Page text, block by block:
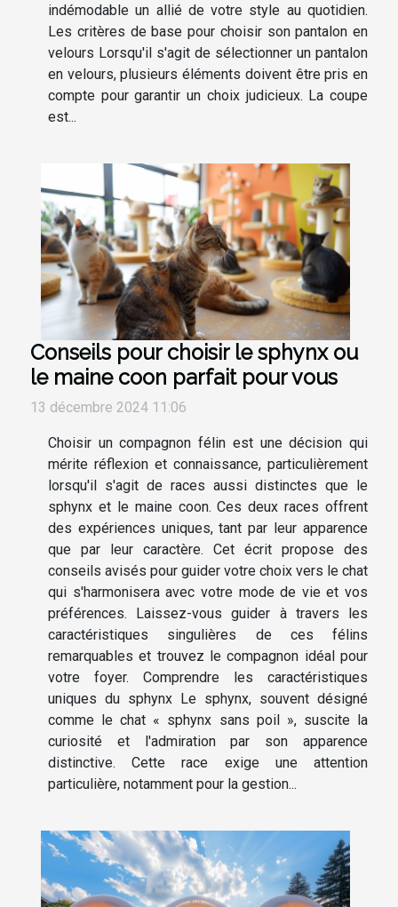
indémodable un allié de votre style au quotidien.
Les critères de base pour choisir son pantalon en
velours Lorsqu'il s'agit de sélectionner un pantalon
en velours, plusieurs éléments doivent être pris en
compte pour garantir un choix judicieux. La coupe
est...
Conseils pour choisir le sphynx ou
le maine coon parfait pour vous
13 décembre 2024 11:06
Choisir un compagnon félin est une décision qui
mérite réflexion et connaissance, particulièrement
lorsqu'il s'agit de races aussi distinctes que le
sphynx et le maine coon. Ces deux races offrent
des expériences uniques, tant par leur apparence
que par leur caractère. Cet écrit propose des
conseils avisés pour guider votre choix vers le chat
qui s'harmonisera avec votre mode de vie et vos
préférences. Laissez-vous guider à travers les
caractéristiques singulières de ces félins
remarquables et trouvez le compagnon idéal pour
votre foyer. Comprendre les caractéristiques
uniques du sphynx Le sphynx, souvent désigné
comme le chat « sphynx sans poil », suscite la
curiosité et l'admiration par son apparence
distinctive. Cette race exige une attention
particulière, notamment pour la gestion...